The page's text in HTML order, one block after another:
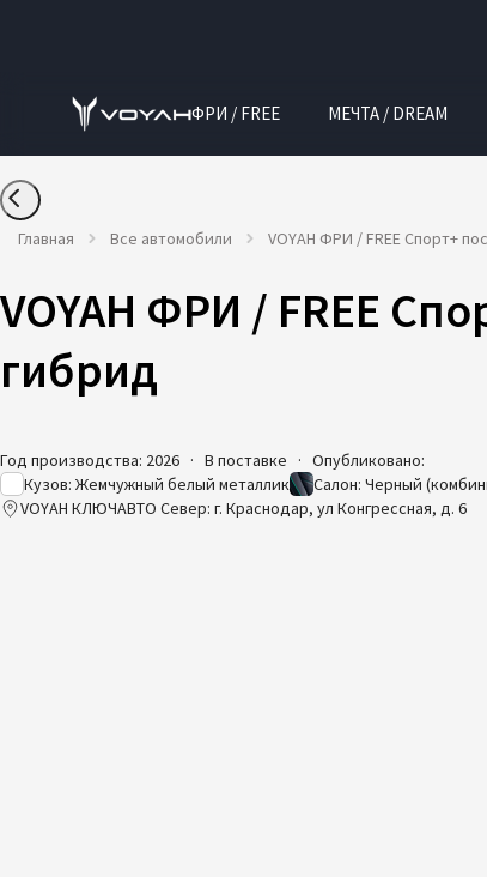
ФРИ / FREE МЕЧТА / DREAM
Главная Все автомобили VOYAH ФРИ / FREE Спорт+
VOYAH ФРИ / FREE
гибрид
Год производства: 2026 · В поставке · Опубликовано:
Кузов: Жемчужный белый металлик
Салон: Черный
VOYAH КЛЮЧАВТО Север: г. Краснодар, ул Конгрессная, д. 6